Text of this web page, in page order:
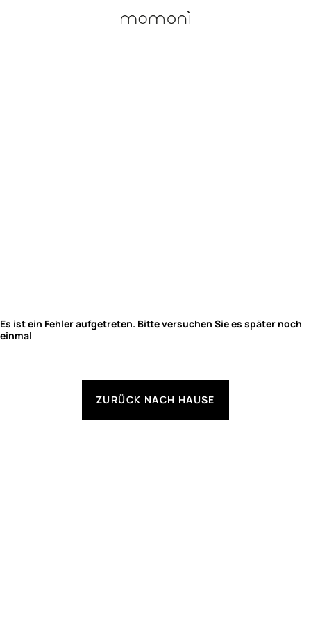
Es ist ein Fehler aufgetreten. Bitte versuchen Sie es später noch
einmal
ZURÜCK NACH HAUSE